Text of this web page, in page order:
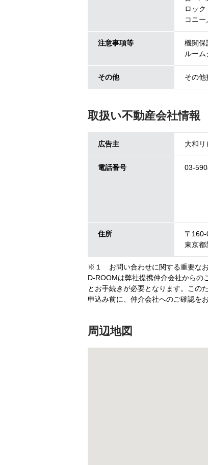
ロッ
コニ
注意事項等
機関保
ルー
その他 その
取扱い不動産会社情報
広告主 大和リ
電話番号 03-
住所
〒160-
東京
※１ お問い合わせに関する重要な
D-ROOMは弊社提携仲介会社からの
とお手続きが必要となります。この
申込み前に、仲介会社へのご確認を
周辺地図